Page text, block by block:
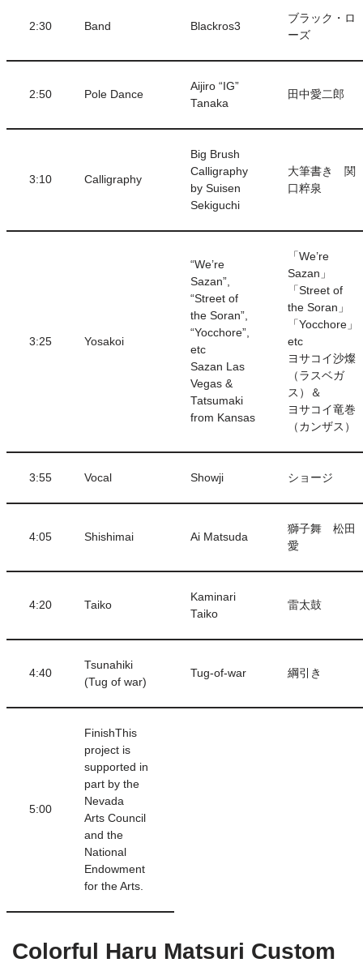
2:30 Band Blackros3
ブラック・ロ
ーズ
2:50 Pole Dance
Aijiro “IG”
Tanaka
田中愛二郎
3:10 Calligraphy
Big Brush
Calligraphy
by Suisen
Sekiguchi
大筆書き 関
口粹泉
3:25 Yosakoi
“We’re
Sazan”,
“Street of
the Soran”,
“Yocchore”,
etc
Sazan Las
Vegas &
Tatsumaki
from Kansas
「We’re
Sazan」
「Street of
the Soran」
「Yocchore」
etc
ヨサコイ沙燦
（ラスベガ
ス）＆
ヨサコイ竜巻
（カンザス）
3:55 Vocal Showji ショージ
4:05 Shishimai Ai Matsuda
獅子舞 松田
愛
4:20 Taiko
Kaminari
Taiko
雷太鼓
4:40
Tsunahiki
(Tug of war)
Tug-of-war 綱引き
5:00
FinishThis
project is
supported in
part by the
Nevada
Arts Council
and the
National
Endowment
for the Arts.
Colorful Haru Matsuri Custom